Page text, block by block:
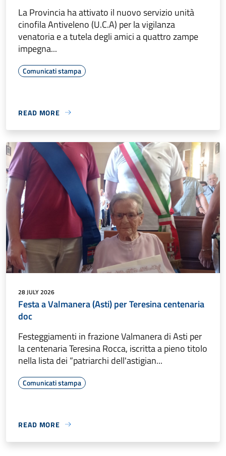
La Provincia ha attivato il nuovo servizio unità
cinofila Antiveleno (U.C.A) per la vigilanza
venatoria e a tutela degli amici a quattro zampe
impegna...
Comunicati stampa
READ MORE
28 JULY 2026
Festa a Valmanera (Asti) per Teresina centenaria
doc
Festeggiamenti in frazione Valmanera di Asti per
la centenaria Teresina Rocca, iscritta a pieno titolo
nella lista dei “patriarchi dell'astigian...
Comunicati stampa
READ MORE